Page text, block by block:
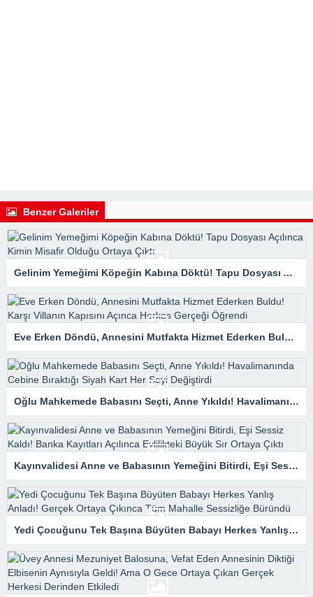
Benzer Galeriler
Gelinim Yemeğimi Köpeğin Kabına Döktü! Tapu Dosyası Açılınca Kimin Misafir Olduğu Ortaya Çıktı
Eve Erken Döndü, Annesini Mutfakta Hizmet Ederken Buldu! Karşı Villanın Kapısını Açınca Herkes Gerçeği Öğrendi
Oğlu Mahkemede Babasını Seçti, Anne Yıkıldı! Havalimanında Cebine Bıraktığı Siyah Kart Her Şeyi Değiştirdi
Kayınvalidesi Anne ve Babasının Yemeğini Bitirdi, Eşi Sessiz Kaldı! Banka Kayıtları Açılınca Evlilikteki Büyük Sır Ortaya Çıktı
Yedi Çocuğunu Tek Başına Büyüten Babayı Herkes Yanlış Anladı! Gerçek Ortaya Çıkınca Tüm Mahalle Sessizliğe Büründü